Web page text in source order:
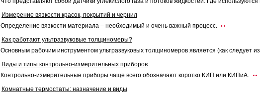
Измерение вязкости красок, покрытий и чернил
Определение вязкости материала – необходимый и очень важный процесс.
Как работают ультразвуковые толщиномеры?
Основным рабочим инструментом ультразвуковых толщиномеров является (как следует
Виды и типы контрольно-измерительных приборов
Контрольно-измерительные приборы чаще всего обозначают коротко КИП или КИПиА.
Комнатные термостаты: назначение и виды